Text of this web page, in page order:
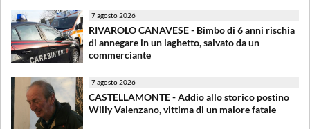
7 agosto 2026
RIVAROLO CANAVESE - Bimbo di 6 anni rischia
di annegare in un laghetto, salvato da un
commerciante
7 agosto 2026
CASTELLAMONTE - Addio allo storico postino
Willy Valenzano, vittima di un malore fatale